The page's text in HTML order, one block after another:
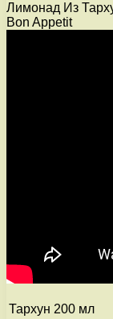
Лимонад Из
Bon Appetit
Тархун 200 мл